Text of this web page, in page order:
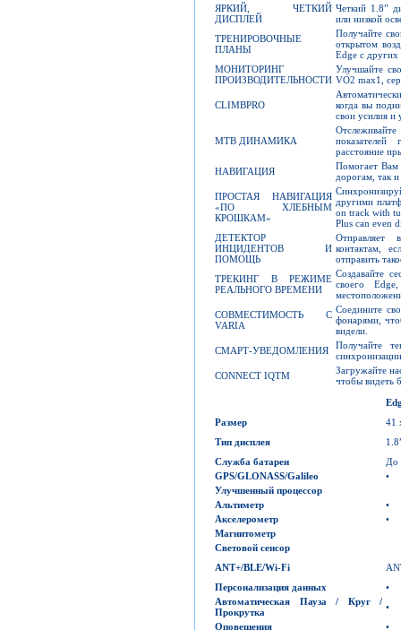
ЯРКИЙ, ЧЕТКИЙ
ДИСПЛЕЙ
Четкий 1.8”
или низкой
ТРЕНИРОВОЧНЫЕ
ПЛАНЫ
Получайте
открытом
Edge с
МОНИТОРИНГ
ПРОИЗВОДИТЕЛЬНОСТИ
Улучшайте
VO2 max1,
CLIMBPRO
когда вы
свои усилия и
MTB ДИНАМИКА
расстояние
НАВИГАЦИЯ
Помогает Вам
дорогам, так
ПРОСТАЯ НАВИГАЦИЯ
«ПО ХЛЕБНЫМ
КРОШКАМ»
другими
on track with
Plus can even
ДЕТЕКТОР
ИНЦИДЕНТОВ И
ПОМОЩЬ
Отправляет
контактам,
отправить
ТРЕКИНГ В РЕЖИМЕ
РЕАЛЬНОГО ВРЕМЕНИ
Создавайте
своего
СОВМЕСТИМОСТЬ С
VARIA
Соедините
фонарями,
видели.
СМАРТ-УВЕДОМЛЕНИЯ
Получайте
CONNECT IQTM
Загружайте
чтобы видеть
Размер
41
Тип дисплея
Служба батареи
До
GPS/GLONASS/Galileo
•
Улучшенный процессор
Альтиметр
•
Акселерометр
•
Магнитометр
Световой сенсор
ANT+/BLE/Wi-Fi
Персонализация данных
•
Автоматическая Пауза / Круг /
Прокрутка
•
Оповещения
•